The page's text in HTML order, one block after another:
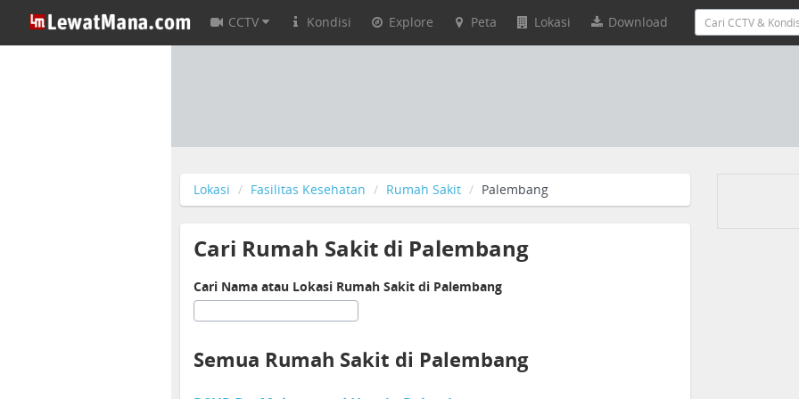
CCTV Kondisi Explore Peta Lokasi Download
Lokasi Fasilitas Kesehatan Rumah Sakit Palembang
Cari Rumah Sakit di Palembang
Cari Nama atau Lokasi Rumah Sakit di Palembang
Semua Rumah Sakit di Palembang